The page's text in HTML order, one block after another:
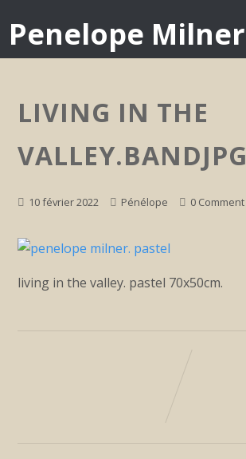
Penelope Milner
LIVING IN THE
VALLEY.BANDJPG
10 février 2022 Pénélope 0 Comment
living in the valley. pastel 70x50cm.